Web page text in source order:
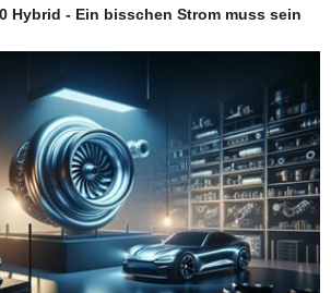
Hybrid - Ein bisschen Strom muss sein